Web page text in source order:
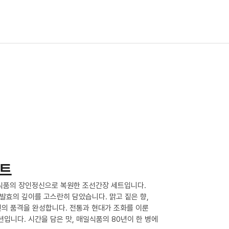
의 장인정신으로 복원한 조선간장 세트입니다.
효의 깊이를 고스란히 담았습니다. 맑고 짙은 향,
품격을 완성합니다. 전통과 현대가 조화를 이룬
니다. 시간을 담은 맛, 매일식품의 80년이 한 병에